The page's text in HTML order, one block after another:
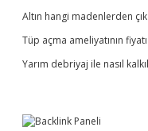
Altın hangi madenlerden
Tüp açma ameliyatının
Yarım debriyaj ile nasıl